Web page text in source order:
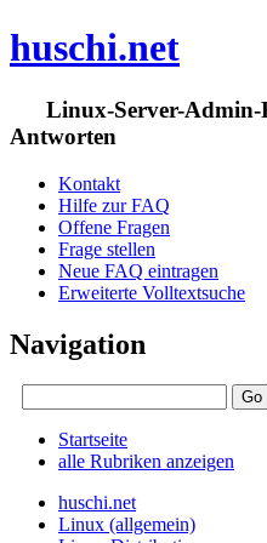
huschi.net
Linux-Server-Admin-
Antworten
Kontakt
Hilfe zur FAQ
Offene Fragen
Frage stellen
Neue FAQ eintragen
Erweiterte Volltextsuche
Navigation
Startseite
alle Rubriken anzeigen
huschi.net
Linux (allgemein)